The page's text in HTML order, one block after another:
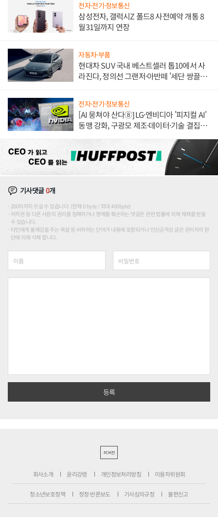
전자·전기·정보통신
삼성전자, 갤럭시Z 폴드8 사전예약 개통 8
월31일까지 연장
자동차·부품
현대차 SUV 국내 베스트셀러 톱10에서 사
라진다, 정의선 그랜저·아반떼 '세단 쌍끌
전자·전기·정보통신
[AI 뭉쳐야 산다⑧] LG·엔비디아 '피지컬 AI'
동맹 강화, 구광모 제조·데이터·기술 결집
기사댓글0개
200자까지 쓰실 수 있습니다. (현재 0 byte / 최대 400byte)
저작권 등 다른 사람의 권리를 침해하거나 명예를 훼손하는 댓글은 관련 법률에 의해 제재를 받을
수 있습니다.
타인에게 불쾌감을 주는 욕설 등 비하하는 단어가 내용에 포함되거나 인신공격성 글은 관리자의 판
단에 의해 삭제 합니다.
PC버전
회사소개 윤리강령 개인정보처리방침 이용자위원회
청소년보호정책 정정·반론보도 기사심의규정 불편신고